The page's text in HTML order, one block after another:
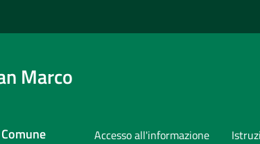
Marco
Accesso all'informazione